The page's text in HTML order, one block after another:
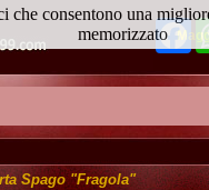
Spago "Fragola"
che consentono una
memorizzato